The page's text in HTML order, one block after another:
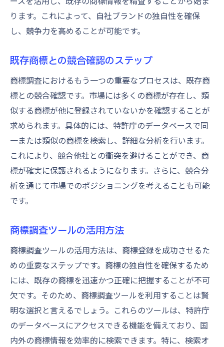
ります。これによって、自社ブランドの独自性を確保
し、競争力を高めることが可能です。
既存商標との競合確認のステップ
商標調査におけるもう一つの重要なプロセスは、既存商
標との競合確認です。市場には多くの商標が存在し、類
似する商標が他に登録されていないかを確認することが
求められます。具体的には、特許庁のデータベースで同
一または類似の商標を検索し、詳細な分析を行います。
これにより、競合他社との衝突を避けることができ、商
標が確実に保護されるようになります。さらに、競合分
析を通じて市場でのポジショニングを考えることも可能
です。
商標調査ツールの活用方法
商標調査ツールの活用方法は、商標登録を成功させるた
めの重要なステップです。商標の独自性を確保するため
には、既存の商標を迅速かつ正確に把握することが不可
欠です。そのため、商標調査ツールを利用することは賢
明な選択と言えるでしょう。これらのツールは、特許庁
のデータベースにアクセスできる機能を備えており、国
内外の商標情報を効率的に検索できます。特に、検索オ